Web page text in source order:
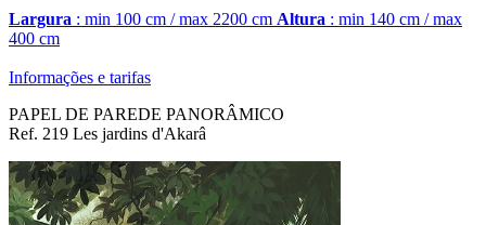
Largura : min 100 cm / max 2200 cm Altura : min 140 cm / max
400 cm
Informações e tarifas
PAPEL DE PAREDE PANORÂMICO
Ref. 219 Les jardins d'Akarâ